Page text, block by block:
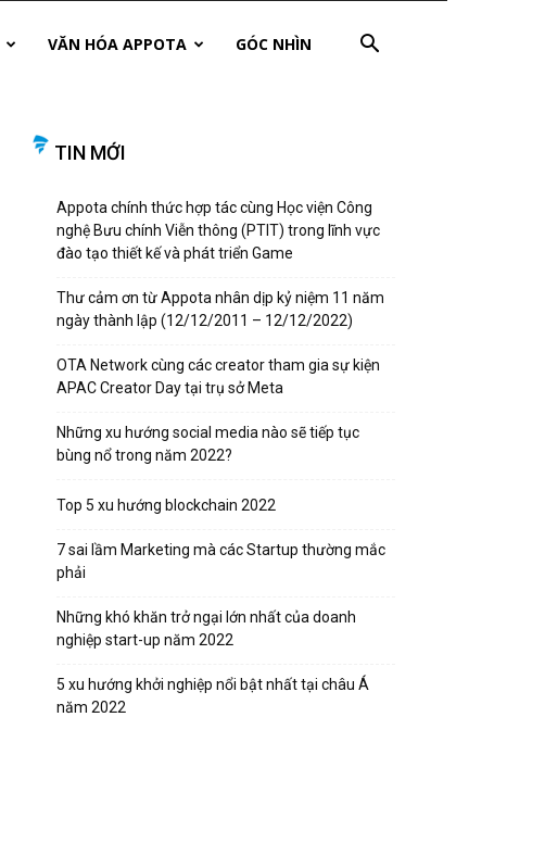
VĂN HÓA APPOTA GÓC NHÌN
TIN MỚI
Appota chính thức hợp tác cùng Học viện Công
nghệ Bưu chính Viễn thông (PTIT) trong lĩnh vực
đào tạo thiết kế và phát triển Game
Thư cảm ơn từ Appota nhân dịp kỷ niệm 11 năm
ngày thành lập (12/12/2011 – 12/12/2022)
OTA Network cùng các creator tham gia sự kiện
APAC Creator Day tại trụ sở Meta
Những xu hướng social media nào sẽ tiếp tục
bùng nổ trong năm 2022?
Top 5 xu hướng blockchain 2022
7 sai lầm Marketing mà các Startup thường mắc
phải
Những khó khăn trở ngại lớn nhất của doanh
nghiệp start-up năm 2022
5 xu hướng khởi nghiệp nổi bật nhất tại châu Á
năm 2022